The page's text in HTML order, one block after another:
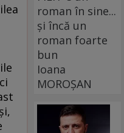
roman în sine...
și încă un
roman foarte
bun
Ioana
MOROȘAN